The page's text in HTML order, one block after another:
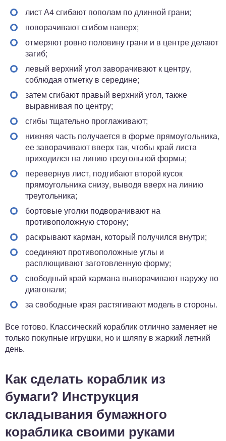
лист А4 сгибают пополам по длинной грани;
поворачивают сгибом наверх;
отмеряют ровно половину грани и в центре делают
загиб;
левый верхний угол заворачивают к центру,
соблюдая отметку в середине;
затем сгибают правый верхний угол, также
выравнивая по центру;
сгибы тщательно проглаживают;
нижняя часть получается в форме прямоугольника,
ее заворачивают вверх так, чтобы край листа
приходился на линию треугольной формы;
перевернув лист, подгибают второй кусок
прямоугольника снизу, выводя вверх на линию
треугольника;
бортовые уголки подворачивают на
противоположную сторону;
раскрывают карман, который получился внутри;
соединяют противоположные углы и
расплющивают заготовленную форму;
свободный край кармана выворачивают наружу по
диагонали;
за свободные края растягивают модель в стороны.
Все готово. Классический кораблик отлично заменяет не
только покупные игрушки, но и шляпу в жаркий летний
день.
Как сделать кораблик из
бумаги? Инструкция
складывания бумажного
кораблика своими руками